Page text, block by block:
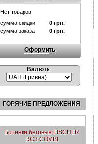
Нет товаров
сумма скидки
0 грн.
сумма заказа
0 грн.
Оформить
Валюта
ГОРЯЧИЕ ПРЕДЛОЖЕНИЯ
Ботинки беговые FISCHER
RC3 COMBI